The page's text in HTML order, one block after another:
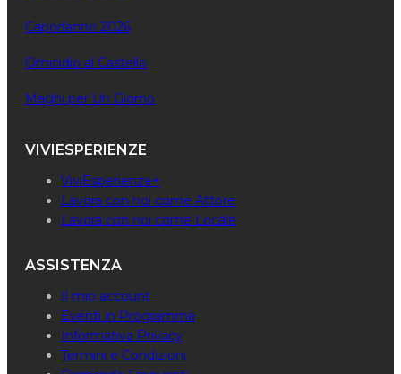
Capodanno 2026
Omicidio al Castello
Maghi per Un Giorno
VIVIESPERIENZE
ViviEsperienze+
Lavora con noi come Attore
Lavora con noi come Locale
ASSISTENZA
Il mio account
Eventi in Programma
Informativa Privacy
Termini e Condizioni